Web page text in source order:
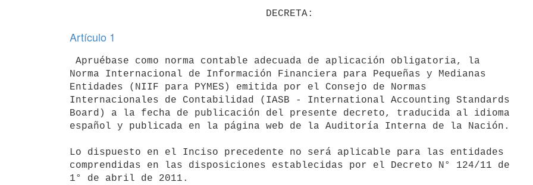
Artículo 1
Norma Internacional de Información Financiera para Pequeñas y Medianas
Entidades (NIIF para PYMES) emitida por el Consejo de Normas
Internacionales de Contabilidad (IASB - International Accounting Standards
Board) a la fecha de publicación del presente decreto, traducida al idioma
español y publicada en la página web de la Auditoría Interna de la Nación.
Lo dispuesto en el Inciso precedente no será aplicable para las entidades
comprendidas en las disposiciones establecidas por el Decreto N° 124/11 de
1° de abril de 2011.